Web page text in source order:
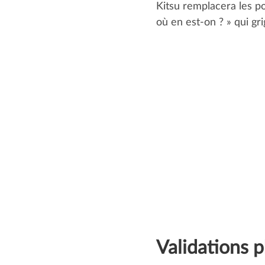
Kitsu remplacera les
où en est-on ? » qui
Validations